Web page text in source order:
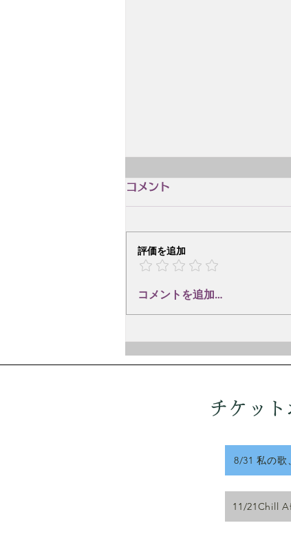
はじめ、1928.2.4~2004.8.14
京都府出身の詩人、英米文学
翻訳家、童話作家、作詞家。
在学中に「トロイカ文学集団
参加し、詩や小説を執筆。
政大学教授（1991年退職）。
三善晃、信長貴富、石井眞木
コメント
評価を追加
コメントを追加…
チケッ
8/31 私の歌
11/21Chill